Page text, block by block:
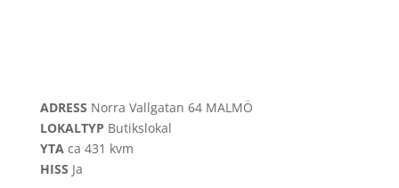
ADRESS Norra Vallgatan 64 MALMÖ
LOKALTYP Butikslokal
YTA ca 431 kvm
HISS Ja